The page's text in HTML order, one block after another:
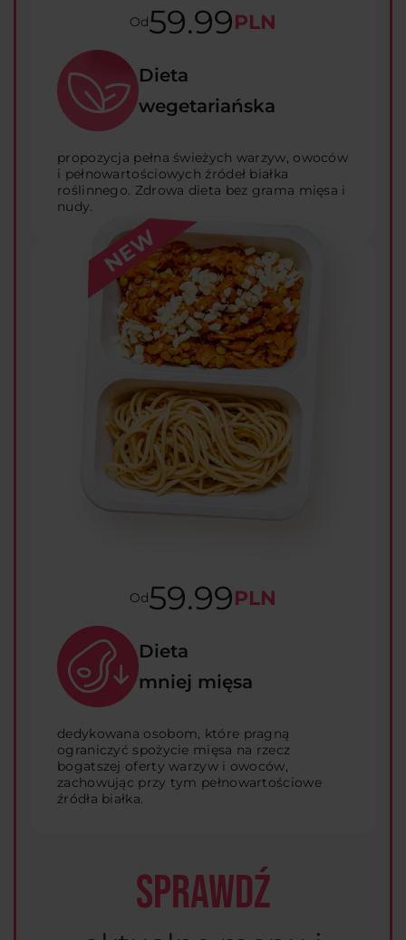
Od59.99PLN
Dieta
wegetariańska
propozycja pełna świeżych warzyw, owoców
i pełnowartościowych źródeł białka
roślinnego. Zdrowa dieta bez grama mięsa i
nudy.
Od59.99PLN
Dieta
mniej mięsa
dedykowana osobom, które pragną
ograniczyć spożycie mięsa na rzecz
bogatszej oferty warzyw i owoców,
zachowując przy tym pełnowartościowe
źródła białka.
SPRAWDŹ